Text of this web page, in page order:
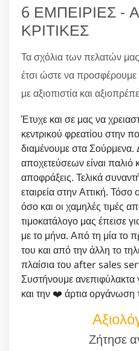
6 ΕΜΠΕΙΡΙΕΣ -
ΚΡΙΤΙΚΕΣ
Τα σχόλια των πελατών
έτσι ώστε να
με αξιοπιστία και
Έτυχε και σε μας να
κεντρικού φρεατίου στην
διαμένουμε στα Σούρμενα.
αποχετεύσεων είναι παλιό
αποφράξεις. Τελικά
εταιρεία στην Αττική.
όσο και οι χαμηλές τιμές
τιμοκατάλογο μας έπεισε
με το μήνα. Από τη μία το
του και από την άλλη το
πλαίσια του after sales
Συστήνουμε ανεπιφύλακτα
και την ❤️ άρτια
Ζήτησε